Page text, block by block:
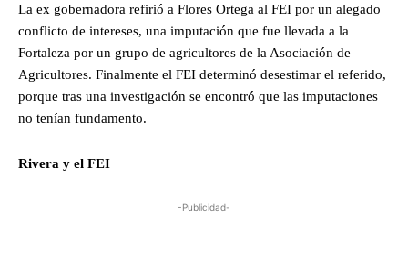
La ex gobernadora refirió a Flores Ortega al FEI por un alegado
conflicto de intereses, una imputación que fue llevada a la
Fortaleza por un grupo de agricultores de la Asociación de
Agricultores. Finalmente el FEI determinó desestimar el referido,
porque tras una investigación se encontró que las imputaciones
no tenían fundamento.
Rivera y el FEI
-Publicidad-